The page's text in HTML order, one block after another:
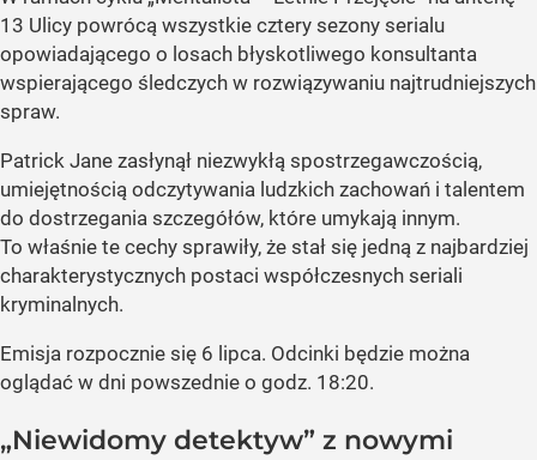
13 Ulicy powrócą wszystkie cztery sezony serialu
opowiadającego o losach błyskotliwego konsultanta
wspierającego śledczych w rozwiązywaniu najtrudniejszych
spraw.
Patrick Jane zasłynął niezwykłą spostrzegawczością,
umiejętnością odczytywania ludzkich zachowań i talentem
do dostrzegania szczegółów, które umykają innym.
To właśnie te cechy sprawiły, że stał się jedną z najbardziej
charakterystycznych postaci współczesnych seriali
kryminalnych.
Emisja rozpocznie się 6 lipca. Odcinki będzie można
oglądać w dni powszednie o godz. 18:20.
„Niewidomy detektyw” z nowymi